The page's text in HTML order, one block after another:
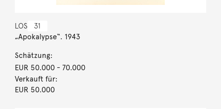
LOS 31
„Apokalypse“. 1943
Schätzung:
EUR 50.000- 70.000
Verkauft für:
EUR 50.000